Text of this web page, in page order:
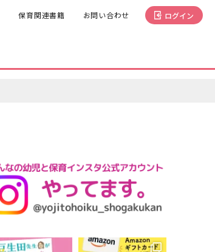
保育関連書籍 お問い合わせ ログイン